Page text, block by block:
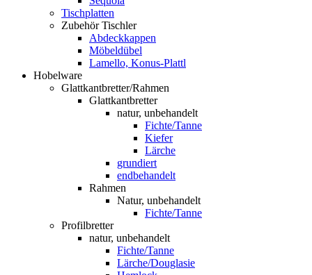
Tischplatten
Zubehör Tischler
Abdeckkappen
Möbeldübel
Lamello, Konus-Plattl
Hobelware
Glattkantbretter/Rahmen
Glattkantbretter
natur, unbehandelt
Fichte/Tanne
Kiefer
Lärche
grundiert
endbehandelt
Rahmen
Natur, unbehandelt
Fichte/Tanne
Profilbretter
natur, unbehandelt
Fichte/Tanne
Lärche/Douglasie